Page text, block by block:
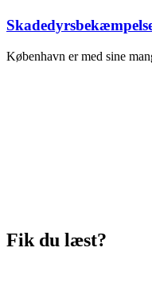
København er med sine
Fik du læst?